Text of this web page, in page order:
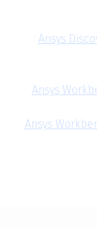
Ansys
Ansys
Ansys